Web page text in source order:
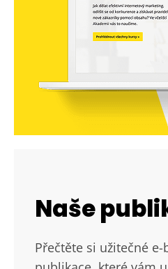
Naše
Přečtěte si užitečné